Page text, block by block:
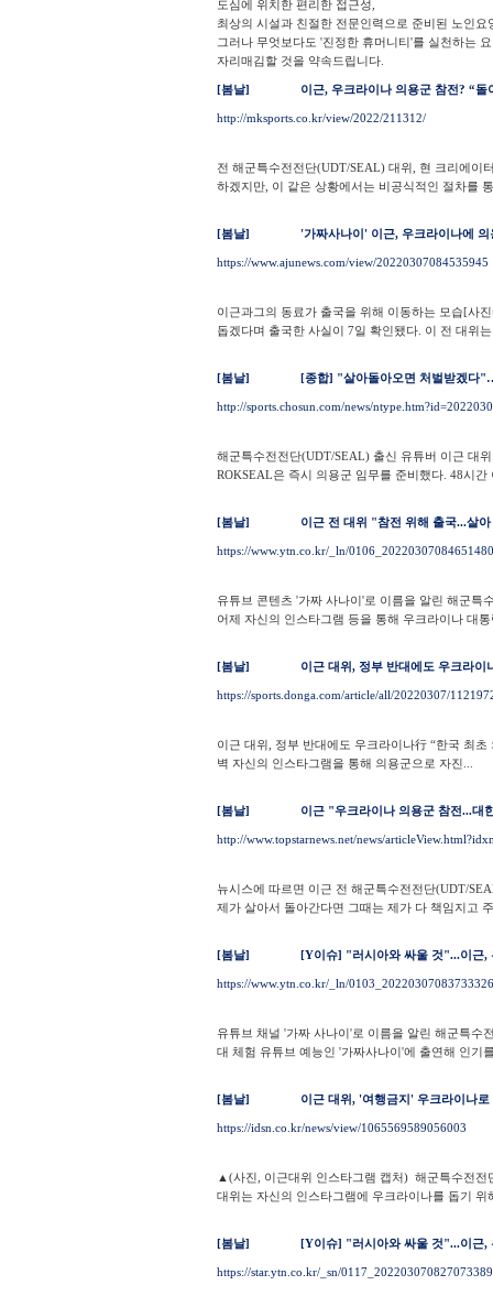
도심에 위치한 편리한 접근성,
최상의 시설과 친절한 전문인력으로 준비된 노인요
그러나 무엇보다도 '진정한 휴머니티'를 실천하는
자리매김할 것을 약속드립니다.
[봄날] 이근, 우크라이나 의용군 참전? “돌
http://mksports.co.kr/view/2022/211312/
전 해군특수전전단(UDT/SEAL) 대위, 현 크리에이
하겠지만, 이 같은 상황에서는 비공식적인 절차를
[봄날] '가짜사나이' 이근, 우크라이나에 의
https://www.ajunews.com/view/20220307084535945
이근과그의 동료가 출국을 위해 이동하는 모습[사
돕겠다며 출국한 사실이 7일 확인됐다. 이 전 대위
[봄날] [종합] "살아돌아오면 처벌받겠다
http://sports.chosun.com/news/
해군특수전전단(UDT/SEAL) 출신 유튜버 이근 대
ROKSEAL은 즉시 의용군 임무를 준비했다. 48시간
[봄날] 이근 전 대위 "참전 위해 출국...살
https://www.ytn.co.kr/_ln/
유튜브 콘텐츠 '가짜 사나이'로 이름을 알린 해군특
어제 자신의 인스타그램 등을 통해 우크라이나 대
[봄날] 이근 대위, 정부 반대에도 우크라
https://sports.donga.com/article/all/20220307/
이근 대위, 정부 반대에도 우크라이나行 “한국 최
벽 자신의 인스타그램을 통해 의용군으로 자진...
[봄날] 이근 "우크라이나 의용군 참전...대
http://www.topstarnews.net/news/
뉴시스에 따르면 이근 전 해군특수전전단(UDT/
제가 살아서 돌아간다면 그때는 제가 다 책임지고
[봄날] [Y이슈] "러시아와 싸울 것"...이근,
https://www.ytn.co.kr/_ln/
유튜브 채널 '가짜 사나이'로 이름을 알린 해군특수
대 체험 유튜브 예능인 '가짜사나이'에 출연해 인기
[봄날] 이근 대위, '여행금지' 우크라이나
https://idsn.co.kr/news/view/1065569589056003
▲(사진, 이근대위 인스타그램 캡처) 해군특수전전
대위는 자신의 인스타그램에 우크라이나를 돕기 위
[봄날] [Y이슈] "러시아와 싸울 것"...이근,
https://star.ytn.co.kr/_sn/0117_202203070827073389